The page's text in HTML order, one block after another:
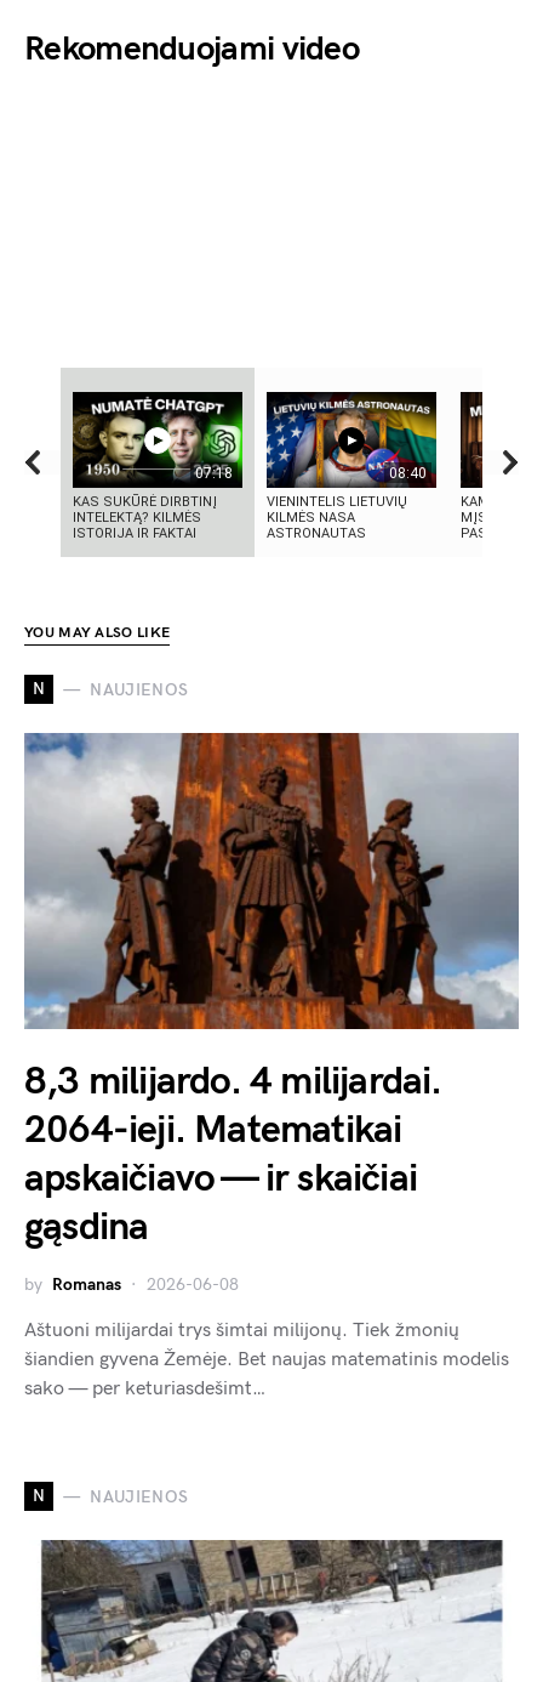
Rekomenduojami video
07:18
KAS SUKŪRĖ DIRBTINĮ
INTELEKTĄ? KILMĖS
ISTORIJA IR FAKTAI
08:40
VIENINTELIS LIETUVIŲ
KILMĖS NASA
ASTRONAUTAS
MĮSLINGA
PASLAPTIS
YOU MAY ALSO LIKE
N NAUJIENOS
8,3 milijardo. 4 milijardai.
2064-ieji. Matematikai
apskaičiavo — ir skaičiai
gąsdina
by Romanas 2026-06-08
Aštuoni milijardai trys šimtai milijonų. Tiek žmonių
šiandien gyvena Žemėje. Bet naujas matematinis modelis
sako — per keturiasdešimt…
N NAUJIENOS